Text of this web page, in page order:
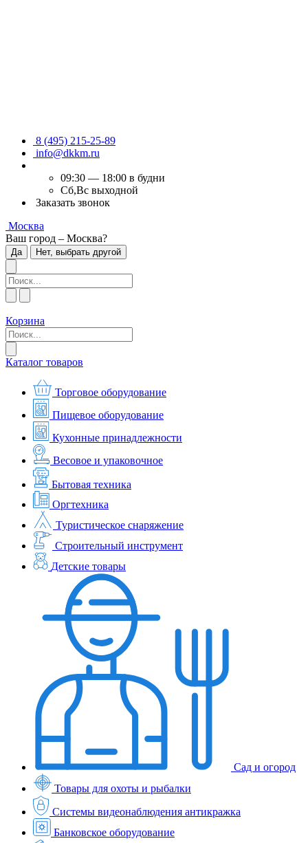
8 (495) 215-25-89
info@dkkm.ru
09:30 — 18:00 в будни
Сб,Вс выходной
Заказать звонок
Москва
Ваш город – Москва?
Да Нет, выбрать другой
Корзина
Каталог товаров
Торговое оборудование
Пищевое оборудование
Кухонные принадлежности
Весовое и упаковочное
Бытовая техника
Оргтехника
Туристическое снаряжение
Строительный инструмент
Детские товары
Сад и огород
Товары для охоты и рыбалки
Системы видеонаблюдения антикражка
Банковское оборудование